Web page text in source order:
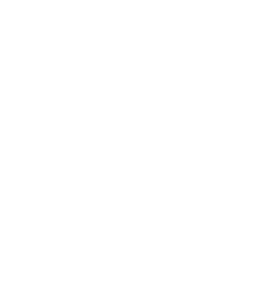
профессионалов